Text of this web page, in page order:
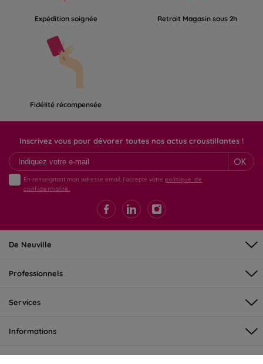
Expédition soignée Retrait Magasin sous 2h
Fidélité récompensée
Inscrivez vous pour dévorer toutes nos actus croustillantes !
OK
En renseignant mon adresse email, j'accepte votre politique de
confidentialité.
De Neuville
Professionnels
Services
Informations